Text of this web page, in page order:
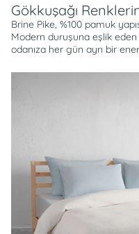
Gökkuşağı
Brine Pike, %100 pamuk
Modern duruşuna eşlik
odanıza her gün ayrı bir